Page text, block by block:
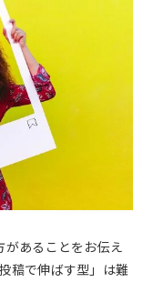
があることをお伝え
稿で伸ばす型」は難